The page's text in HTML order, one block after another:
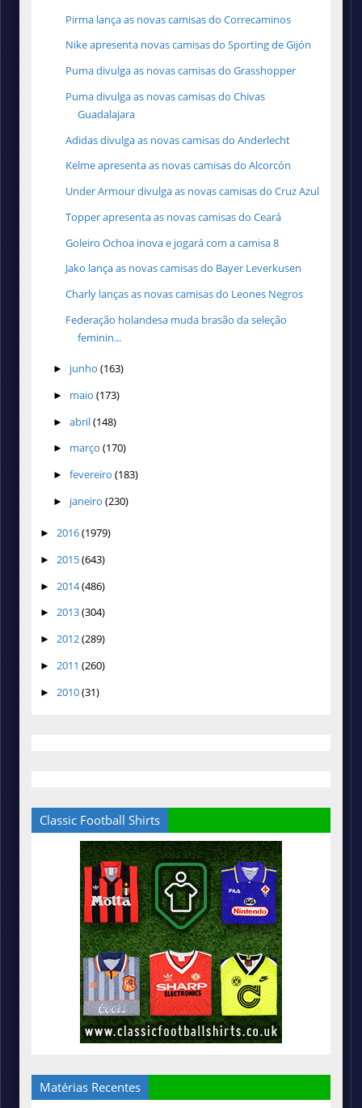
Pirma lança as novas camisas do Correcaminos
Nike apresenta novas camisas do Sporting de Gijón
Puma divulga as novas camisas do Grasshopper
Puma divulga as novas camisas do Chivas
Guadalajara
Adidas divulga as novas camisas do Anderlecht
Kelme apresenta as novas camisas do Alcorcón
Under Armour divulga as novas camisas do Cruz Azul
Topper apresenta as novas camisas do Ceará
Goleiro Ochoa inova e jogará com a camisa 8
Jako lança as novas camisas do Bayer Leverkusen
Charly lanças as novas camisas do Leones Negros
Federação holandesa muda brasão da seleção
feminin...
► junho (163)
► maio (173)
► abril(148)
► março (170)
► fevereiro (183)
► janeiro (230)
► 2016(1979)
► 2015(643)
► 2014(486)
► 2013(304)
► 2012(289)
► 2011 (260)
► 2010(31)
Classic Football Shirts
Matérias Recentes